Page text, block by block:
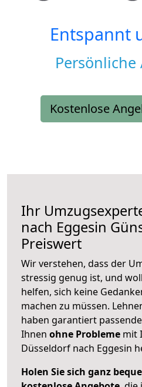
Entspannt
Kostenlose
Ihr
nach Eggesin
Preiswert
Wir verstehen, dass der
stressig genug ist, und
helfen, sich keine
machen zu müssen.
haben garantiert
Ihnen ohne Probleme mit
Düsseldorf nach Eggesin
Holen Sie sich ganz